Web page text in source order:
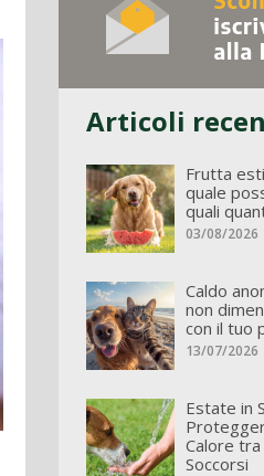
Articoli
Frutta
quale
quali
03/08/2026
Caldo
non
con il tuo
13/07/2026
Estate in
Calore
Soccorsi